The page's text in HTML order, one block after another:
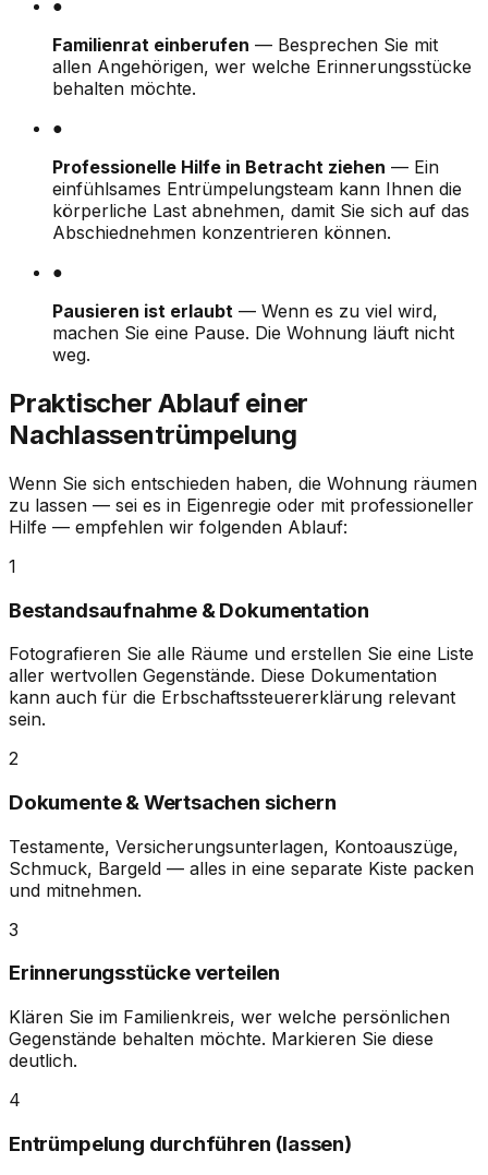
●
Familienrat einberufen — Besprechen Sie mit
allen Angehörigen, wer welche Erinnerungsstücke
behalten möchte.
●
Professionelle Hilfe in Betracht ziehen — Ein
einfühlsames Entrümpelungsteam kann Ihnen die
körperliche Last abnehmen, damit Sie sich auf das
Abschiednehmen konzentrieren können.
●
Pausieren ist erlaubt — Wenn es zu viel wird,
machen Sie eine Pause. Die Wohnung läuft nicht
weg.
Praktischer Ablauf einer
Nachlassentrümpelung
Wenn Sie sich entschieden haben, die Wohnung räumen
zu lassen — sei es in Eigenregie oder mit professioneller
Hilfe — empfehlen wir folgenden Ablauf:
1
Bestandsaufnahme & Dokumentation
Fotografieren Sie alle Räume und erstellen Sie eine Liste
aller wertvollen Gegenstände. Diese Dokumentation
kann auch für die Erbschaftssteuererklärung relevant
sein.
2
Dokumente & Wertsachen sichern
Testamente, Versicherungsunterlagen, Kontoauszüge,
Schmuck, Bargeld — alles in eine separate Kiste packen
und mitnehmen.
3
Erinnerungsstücke verteilen
Klären Sie im Familienkreis, wer welche persönlichen
Gegenstände behalten möchte. Markieren Sie diese
deutlich.
4
Entrümpelung durchführen (lassen)